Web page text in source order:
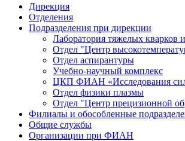
Дирекция
Отделения
Подразделения при дирекции
Лаборатория тяжелых кварков
Отдел "Центр
Отдел аспирантуры
Учебно-научный комплекс
ЦКП ФИАН «Исследования
Отдел физики плазмы
Отдел "Центр прецизионной
Филиалы и обособленные
Общие службы
Организации при ФИАН